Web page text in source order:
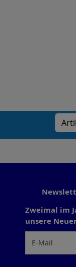
Zweimal im
unsere